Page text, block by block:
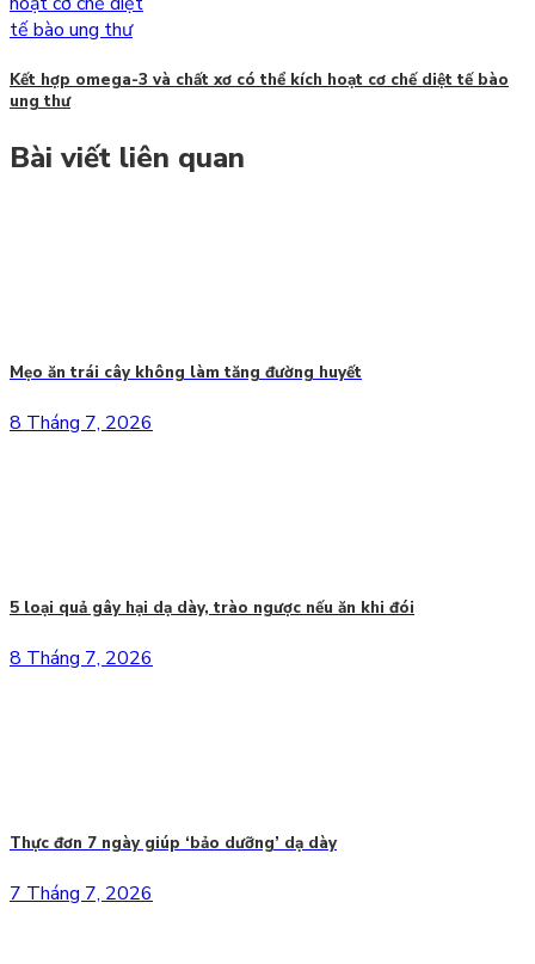
Kết hợp omega-3 và chất xơ có thể kích hoạt cơ chế diệt tế bào
ung thư
Bài viết liên quan
Mẹo ăn trái cây không làm tăng đường huyết
8 Tháng 7, 2026
5 loại quả gây hại dạ dày, trào ngược nếu ăn khi đói
8 Tháng 7, 2026
Thực đơn 7 ngày giúp ‘bảo dưỡng’ dạ dày
7 Tháng 7, 2026